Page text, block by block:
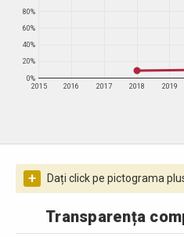
2015 2016 2017 2018 2019
0%
20%
40%
60%
80%
+ Dați click pe pictograma
Transparența